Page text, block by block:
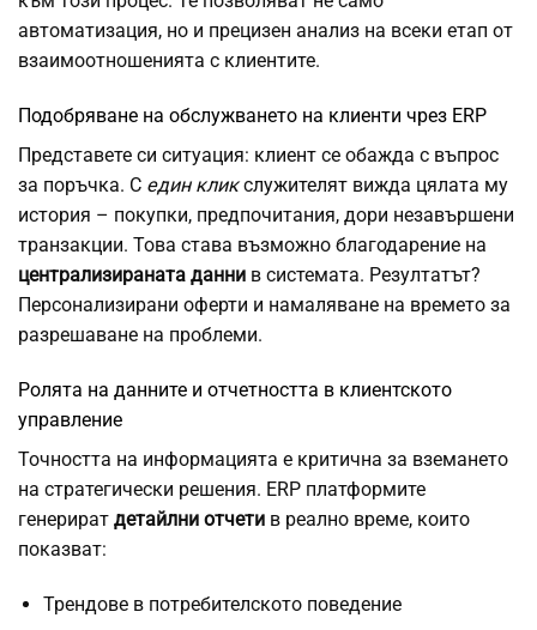
автоматизация, но и прецизен анализ на всеки етап от
взаимоотношенията с клиентите.
Подобряване на обслужването на клиенти чрез ERP
Представете си ситуация: клиент се обажда с въпрос
за поръчка. С един кликслужителят вижда цялата му
история – покупки, предпочитания, дори незавършени
транзакции. Това става възможно благодарение на
централизираната данни в системата. Резултатът?
Персонализирани оферти и намаляване на времето за
разрешаване на проблеми.
Ролята на данните и отчетността в клиентското
управление
Точността на информацията е критична за вземането
на стратегически решения. ERP платформите
генерират детайлни отчети в реално време, които
показват:
Трендове в потребителското поведение